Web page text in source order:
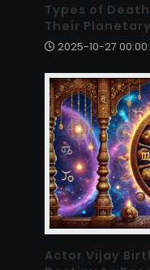
Types of
Their
2025-10-27
Actor Vijay